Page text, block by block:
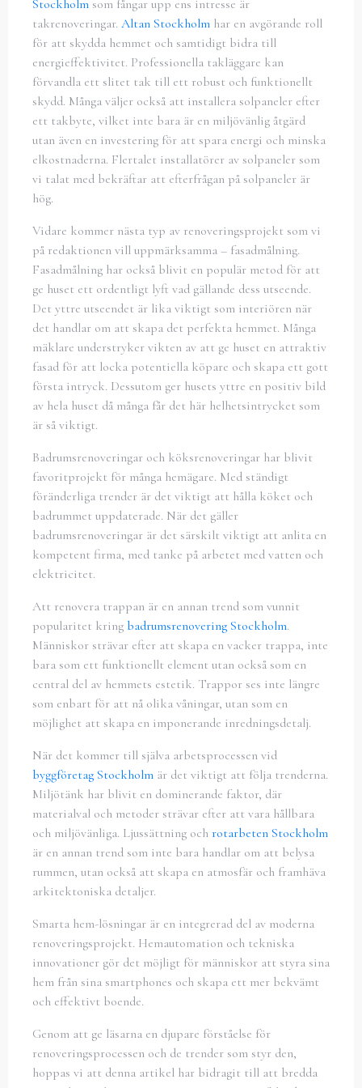
Stockholm som fångar upp ens intresse är
takrenoveringar. Altan Stockholm har en avgörande roll
för att skydda hemmet och samtidigt bidra till
energieffektivitet. Professionella takläggare kan
förvandla ett slitet tak till ett robust och funktionellt
skydd. Många väljer också att installera solpaneler efter
ett takbyte, vilket inte bara är en miljövänlig åtgärd
utan även en investering för att spara energi och minska
elkostnaderna. Flertalet installatörer av solpaneler som
vi talat med bekräftar att efterfrågan på solpaneler är
hög.
Vidare kommer nästa typ av renoveringsprojekt som vi
på redaktionen vill uppmärksamma – fasadmålning.
Fasadmålning har också blivit en populär metod för att
ge huset ett ordentligt lyft vad gällande dess utseende.
Det yttre utseendet är lika viktigt som interiören när
det handlar om att skapa det perfekta hemmet. Många
mäklare understryker vikten av att ge huset en attraktiv
fasad för att locka potentiella köpare och skapa ett gott
första intryck. Dessutom ger husets yttre en positiv bild
av hela huset då många får det här helhetsintrycket som
är så viktigt.
Badrumsrenoveringar och köksrenoveringar har blivit
favoritprojekt för många hemägare. Med ständigt
föränderliga trender är det viktigt att hålla köket och
badrummet uppdaterade. När det gäller
badrumsrenoveringar är det särskilt viktigt att anlita en
kompetent firma, med tanke på arbetet med vatten och
elektricitet.
Att renovera trappan är en annan trend som vunnit
popularitet kring badrumsrenovering Stockholm.
Människor strävar efter att skapa en vacker trappa, inte
bara som ett funktionellt element utan också som en
central del av hemmets estetik. Trappor ses inte längre
som enbart för att nå olika våningar, utan som en
möjlighet att skapa en imponerande inredningsdetalj.
När det kommer till själva arbetsprocessen vid
byggföretag Stockholm är det viktigt att följa trenderna.
Miljötänk har blivit en dominerande faktor, där
materialval och metoder strävar efter att vara hållbara
och miljövänliga. Ljussättning och rotarbeten Stockholm
är en annan trend som inte bara handlar om att belysa
rummen, utan också att skapa en atmosfär och framhäva
arkitektoniska detaljer.
Smarta hem-lösningar är en integrerad del av moderna
renoveringsprojekt. Hemautomation och tekniska
innovationer gör det möjligt för människor att styra sina
hem från sina smartphones och skapa ett mer bekvämt
och effektivt boende.
Genom att ge läsarna en djupare förståelse för
renoveringsprocessen och de trender som styr den,
hoppas vi att denna artikel har bidragit till att bredda